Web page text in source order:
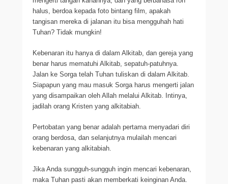
halus, berdoa kepada foto bintang film, apakah
tangisan mereka di jalanan itu bisa mengguhah hati
Tuhan? Tidak mungkin!
Kebenaran itu hanya di dalam Alkitab, dan gereja yang
benar harus mematuhi Alkitab, sepatuh-patuhnya.
Jalan ke Sorga telah Tuhan tuliskan di dalam Alkitab.
Siapapun yang mau masuk Sorga harus mengerti jalan
yang disampaikan oleh Allah melalui Alkitab. Intinya,
jadilah orang Kristen yang alkitabiah.
Pertobatan yang benar adalah pertama menyadari diri
orang berdosa, dan selanjutnya mulailah mencari
kebenaran yang alkitabiah.
Jika Anda sungguh-sungguh ingin mencari kebenaran,
maka Tuhan pasti akan memberkati keinginan Anda.